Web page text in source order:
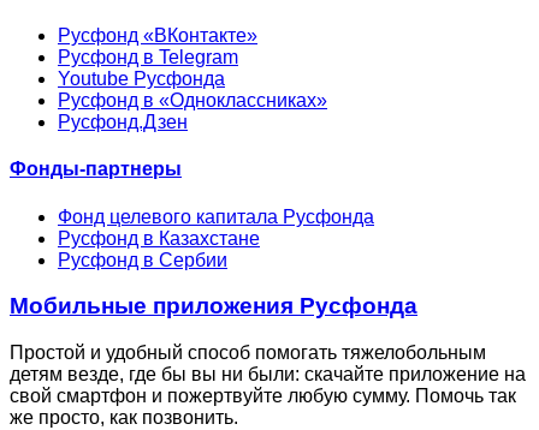
Русфонд «ВКонтакте»
Русфонд в Telegram
Youtube Русфонда
Русфонд в «Одноклассниках»
Русфонд.Дзен
Фонды-партнеры
Фонд целевого капитала Русфонда
Русфонд в Казахстане
Русфонд в Сербии
Мобильные приложения Русфонда
Простой и удобный способ помогать тяжелобольным
детям везде, где бы вы ни были: скачайте приложение на
свой смартфон и пожертвуйте любую сумму. Помочь так
же просто, как позвонить.